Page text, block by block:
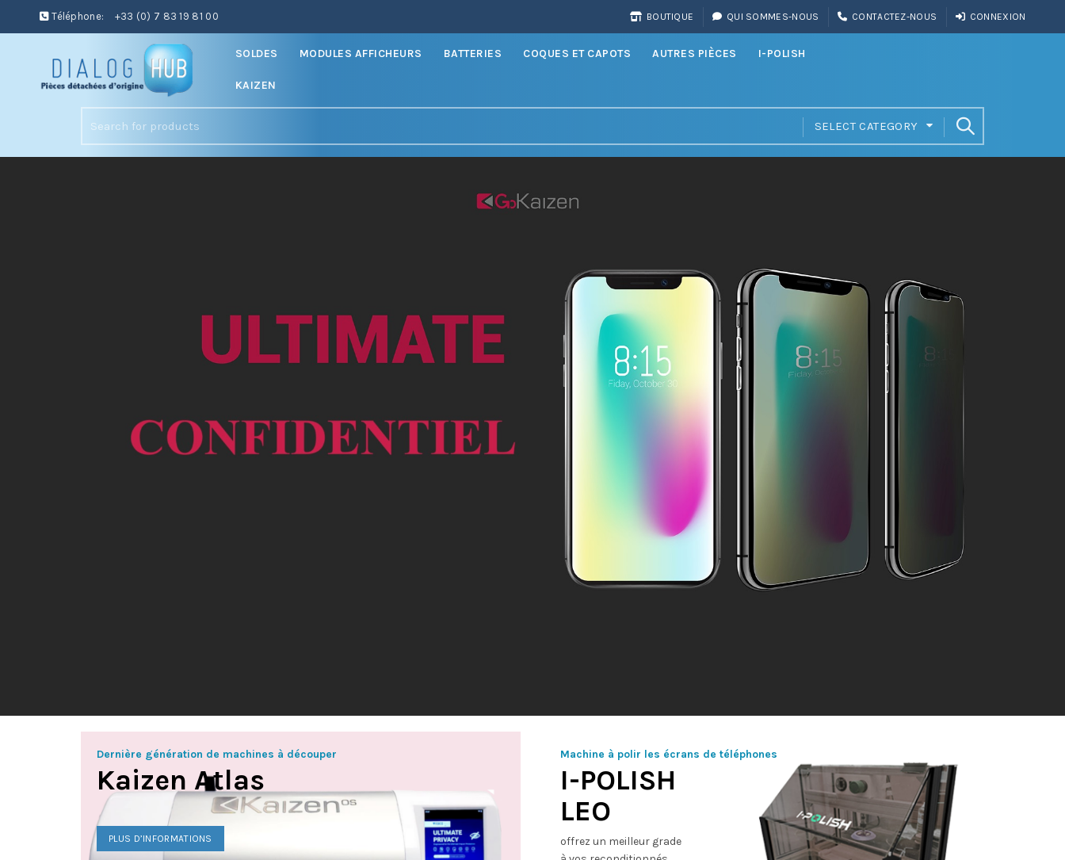
Téléphone: +33 (0) 7 83 19 81 00 BOUTIQUE QUI SOMMES-NOUS CONTACTEZ-NOUS CONNEXION
SOLDES MODULES AFFICHEURS BATTERIES COQUES ET CAPOTS AUTRES PIÈCES I-POLISH
KAIZEN
for:
SELECT CATEGORY
Dernière génération de machines à découper
Kaizen Atlas
PLUS D’INFORMATIONS
Machine à polir les écrans de téléphones
I-POLISH
LEO
offrez un meilleur grade